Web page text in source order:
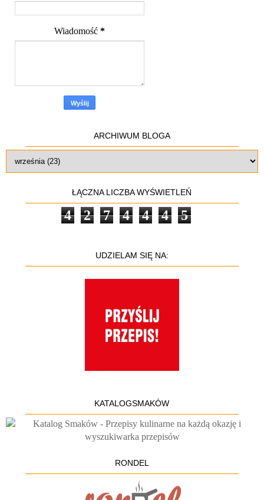
Wiadomość *
ARCHIWUM BLOGA
ŁĄCZNA LICZBA WYŚWIETLEŃ
4 2 7 4 4 4 5
UDZIELAM SIĘ NA:
KATALOGSMAKÓW
RONDEL